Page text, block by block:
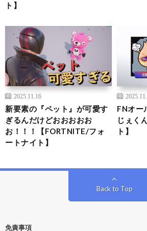
ト】
2025.11.16
新要素の『ペット』が可愛す
ぎるんだけどおおおおお
お！！！【FORTNITE/フォ
ートナイト】
FNオー
じぇく
ト】
Back to Top
免責事項